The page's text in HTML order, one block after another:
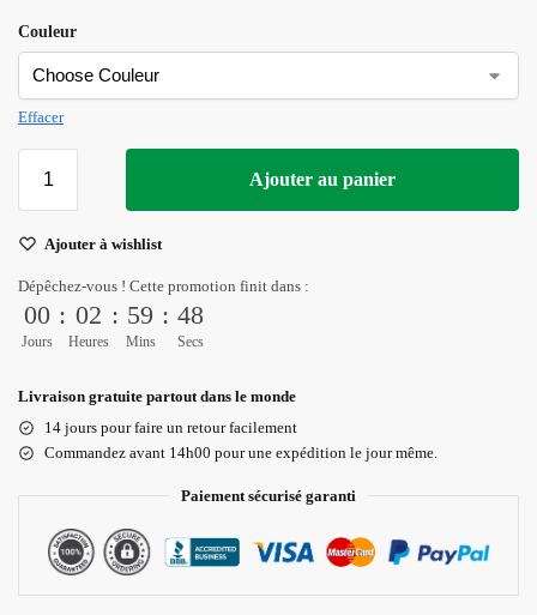
Couleur
Effacer
Ajouter au panier
Ajouter à wishlist
Dépêchez-vous ! Cette promotion finit dans :
00
Jours
: 02
Heures
: 59
Mins
: 48
Secs
Livraison gratuite partout dans le monde
14 jours pour faire un retour facilement
Commandez avant 14h00 pour une expédition le jour même.
Paiement sécurisé garanti